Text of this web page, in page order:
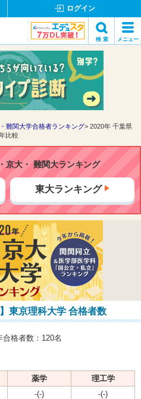
ログイン
検 索 メニュー
検索
難関大学合格者ランキング
2020年 千葉県
比較
京大・ 難関大ランキング
東大ランキング
東京理科大学 合格者数
格者数：120名
薬学
理工学
-(-)
-(-)